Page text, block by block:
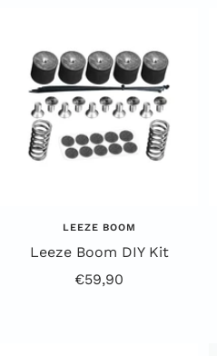
LEEZE BOOM
Leeze Boom DIY Kit
Angebotspreis
€59,90